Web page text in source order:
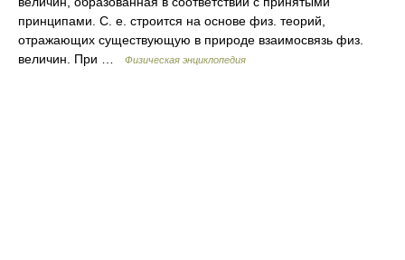
принципами. С. е. строится на основе физ. теорий,
отражающих существующую в природе взаимосвязь физ.
величин. При …
Физическая энциклопедия